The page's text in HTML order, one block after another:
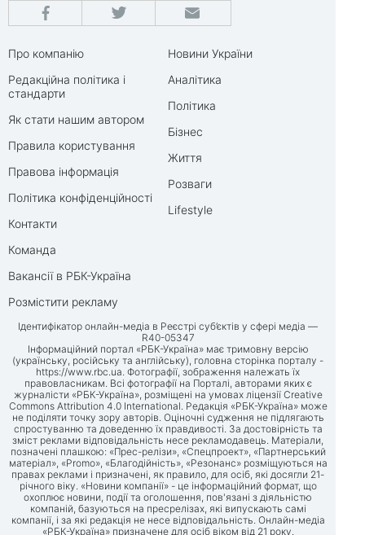
Про компанію
Редакційна політика і
стандарти
Як стати нашим автором
Правила користування
Правова інформація
Політика конфіденційності
Контакти
Команда
Вакансії в РБК-Україна
Розмістити рекламу
Новини України
Аналітика
Політика
Бізнес
Життя
Розваги
Lifestyle
Ідентифікатор онлайн-медіа в Реєстрі суб’єктів у сфері медіа —
R40-05347
Інформаційний портал «РБК-Україна» має тримовну версію
(українську, російську та англійську), головна сторінка порталу -
https://www.rbc.ua. Фотографії, зображення належать їх
правовласникам. Всі фотографії на Порталі, авторами яких є
журналісти «РБК-Україна», розміщені на умовах ліцензії Creative
Commons Attribution 4.0 International. Редакція «РБК-Україна» може
не поділяти точку зору авторів. Оціночні судження не підлягають
спростуванню та доведенню їх правдивості. За достовірність та
зміст реклами відповідальність несе рекламодавець. Матеріали,
позначені плашкою: «Прес-релізи», «Спецпроект», «Партнерський
матеріал», «Promo», «Благодійність», «Резонанс» розміщуються на
правах реклами і призначені, як правило, для осіб, які досягли 21-
річного віку. «Новини компанії» - це інформаційний формат, що
охоплює новини, події та оголошення, пов'язані з діяльністю
компаній, базуються на пресрелізах, які випускають самі
компанії, і за які редакція не несе відповідальність. Онлайн-медіа
«РБК-Україна» призначене для осіб віком від 21 року.